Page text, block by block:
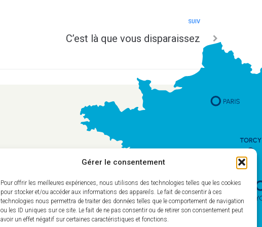
Gérer le consentement
Pour offrir les meilleures expériences, nous utilisons des technologies telles que les cookies
pour stocker et/ou accéder aux informations des appareils. Le fait de consentir à ces
technologies nous permettra de traiter des données telles que le comportement de navigation
ou les ID uniques sur ce site. Le fait de ne pas consentir ou de retirer son consentement peut
avoir un effet négatif sur certaines caractéristiques et fonctions.
SUIV
C’est là que vous disparaissez